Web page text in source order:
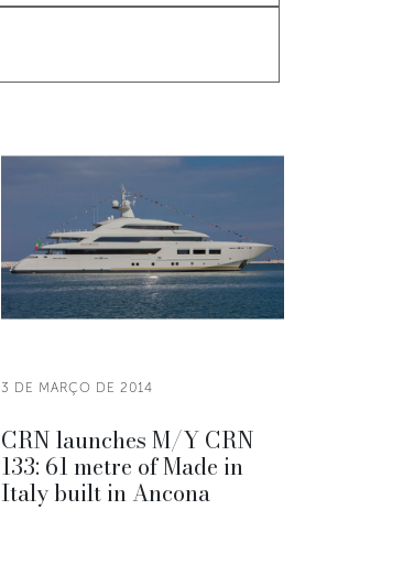
3 DE MARÇO DE 2014
CRN launches M/Y CRN
133: 61 metre of Made in
Italy built in Ancona